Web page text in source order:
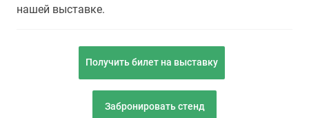
нашей выставке.
Получить билет на выставку
Забронировать стенд